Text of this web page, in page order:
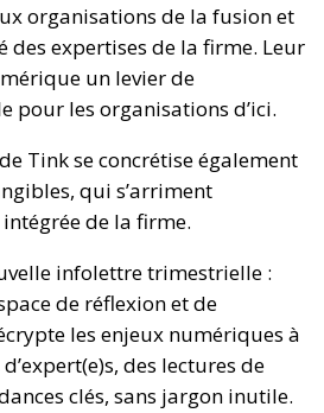
organisations de la fusion et
des expertises de la firme. Leur
un levier de
pour les organisations d’ici.
Tink se concrétise également
qui s’arriment
de la firme.
infolettre trimestrielle :
de réflexion et de
les enjeux numériques à
des lectures de
clés, sans jargon inutile.